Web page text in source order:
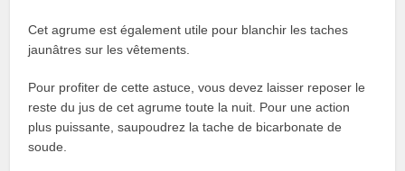
Cet agrume est également utile pour blanchir les taches
jaunâtres sur les vêtements.
Pour profiter de cette astuce, vous devez laisser reposer le
reste du jus de cet agrume toute la nuit. Pour une action
plus puissante, saupoudrez la tache de bicarbonate de
soude.